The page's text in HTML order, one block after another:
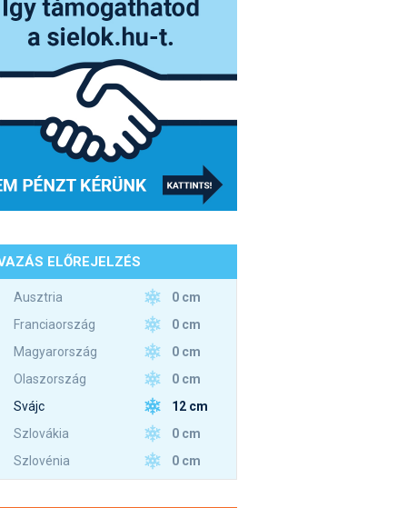
ELŐREJELZÉS
Ausztria
0 cm
Franciaország
0 cm
Magyarország
0 cm
Olaszország
0 cm
Svájc
12 cm
Szlovákia
0 cm
Szlovénia
0 cm